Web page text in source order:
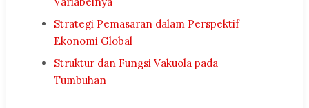
Strategi Pemasaran dalam Perspektif
Ekonomi Global
Struktur dan Fungsi Vakuola pada
Tumbuhan